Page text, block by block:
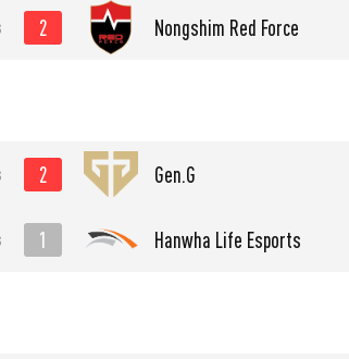
2 Nongshim Red Force
2 Gen.G
1 Hanwha Life Esports